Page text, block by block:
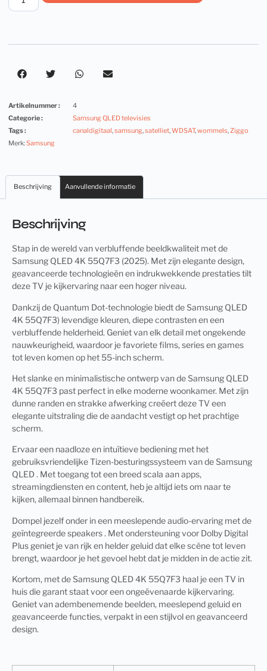
Artikelnummer :
4
Categorie :
Samsung QLED televisies
Tags :
canaldigitaal,samsung,satelliet,WDSAT,wommels,Ziggo
Merk:Samsung
Beschrijving Aanvullende informatie
Beschrijving
Stap in de wereld van verbluffende beeldkwaliteit met de
Samsung QLED 4K 55Q7F3 (2025). Met zijn elegante design,
geavanceerde technologieën en indrukwekkende prestaties tilt
deze TV je kijkervaring naar een hoger niveau.
Dankzij de Quantum Dot-technologie biedt de Samsung QLED
4K 55Q7F3) levendige kleuren, diepe contrasten en een
verbluffende helderheid. Geniet van elk detail met ongekende
nauwkeurigheid, waardoor je favoriete films, series en games
tot leven komen op het 55-inch scherm.
Het slanke en minimalistische ontwerp van de Samsung QLED
4K 55Q7F3 past perfect in elke moderne woonkamer. Met zijn
dunne randen en strakke afwerking creëert deze TV een
elegante uitstraling die de aandacht vestigt op het prachtige
scherm.
Ervaar een naadloze en intuïtieve bediening met het
gebruiksvriendelijke Tizen-besturingssysteem van de Samsung
QLED . Met toegang tot een breed scala aan apps,
streamingdiensten en content, heb je altijd iets om naar te
kijken, allemaal binnen handbereik.
Dompel jezelf onder in een meeslepende audio-ervaring met de
geïntegreerde speakers . Met ondersteuning voor Dolby Digital
Plus geniet je van rijk en helder geluid dat elke scène tot leven
brengt, waardoor je het gevoel hebt dat je midden in de actie zit.
Kortom, met de Samsung QLED 4K 55Q7F3 haal je een TV in
huis die garant staat voor een ongeëvenaarde kijkervaring.
Geniet van adembenemende beelden, meeslepend geluid en
geavanceerde functies, verpakt in een stijlvol en geavanceerd
design.